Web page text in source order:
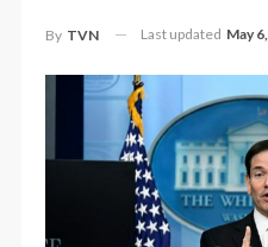
By TVN Last updated May